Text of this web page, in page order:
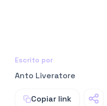
Escrito por
Anto Liveratore
Copiar link